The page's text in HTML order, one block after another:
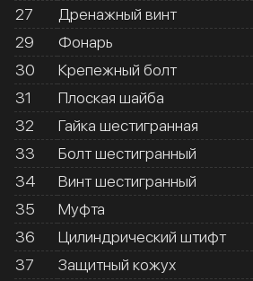
27
Дренажный винт
29
Фонарь
30
Крепежный болт
31
Плоская шайба
32
Гайка шестигранная
33
Болт шестигранный
34
Винт шестигранный
35
Муфта
36
Цилиндрический штифт
37
Защитный кожух